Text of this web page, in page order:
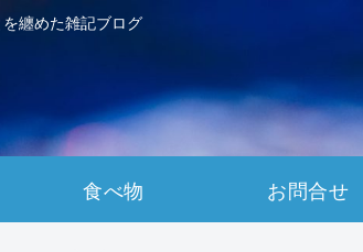
纏めた雑記ブログ
食べ物 お問合せ